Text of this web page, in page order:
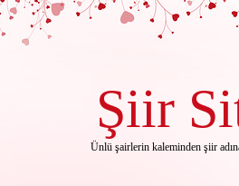
Şiir
Ünlü şairlerin kaleminden şiir